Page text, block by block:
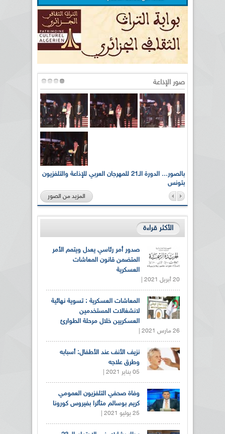
صور الإذاعة
بالصور... الدورة الـ21 للمهرجان العربي للإذاعة والتلفزيون
بتونس
المزيد من الصور
الأكثر قراءة
صدور أمر رئاسي يعدل ويتمم الأمر
المتضمن قانون المعاشات
العسكرية
20 أبريل 2021 |
المعاشات العسكرية : تسوية نهائية
لانشغالات المستخدمين
العسكريين خلال مرحلة الطوارئ
26 مارس 2021 |
نزيف الأنف عند الأطفال: أسبابه
وطرق علاجه
05 يناير 2021 |
وفاة صحفي التلفزيون العمومي
كريم بوسالم متأثرا بفيروس كورونا
25 يوليو 2021 |